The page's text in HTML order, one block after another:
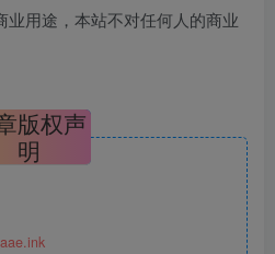
用途，本站不对任何人的商业
版权声
明